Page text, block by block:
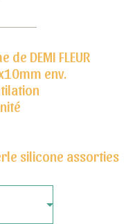
DEMI FLEUR
env.
silicone assorties